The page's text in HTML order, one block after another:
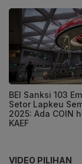
BEI Sanksi 103
Setor Lapkeu
2025: Ada COIN
KAEF
VIDEO PILIHAN